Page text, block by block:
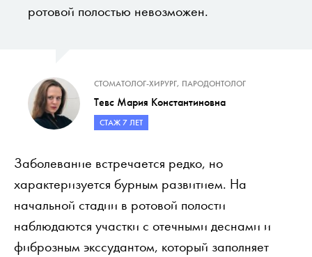
ротовой полостью невозможен.
СТОМАТОЛОГ-ХИРУРГ, ПАРОДОНТОЛОГ
Тевс Мария Константиновна
СТАЖ 7 ЛЕТ
Заболевание встречается редко, но
характеризуется бурным развитием. На
начальной стадии в ротовой полости
наблюдаются участки с отечными деснами и
фиброзным экссудантом, который заполняет